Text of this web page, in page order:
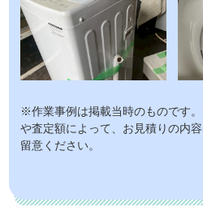
※作業事例は掲載当時のものです
や査定額によって、お見積りの内
留意ください。